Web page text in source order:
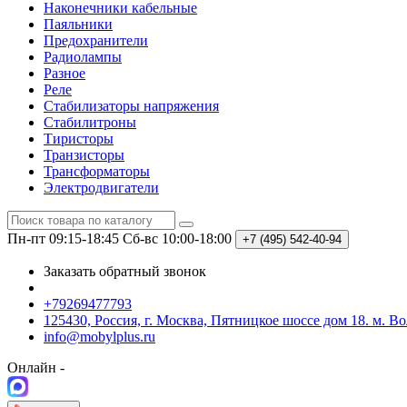
Наконечники кабельные
Паяльники
Предохранители
Радиолампы
Разное
Реле
Стабилизаторы напряжения
Стабилитроны
Тиристоры
Транзисторы
Трансформаторы
Электродвигатели
Пн-пт 09:15-18:45 Сб-вс 10:00-18:00 +7 (495) 542-40-94
Заказать обратный звонок
+79269477793
125430, Россия, г. Москва, Пятницкое шоссе дом 18. м.
info@mobylplus.ru
Онлайн -